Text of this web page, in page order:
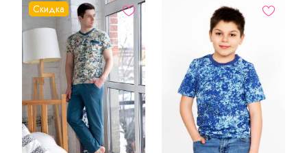
Скидка